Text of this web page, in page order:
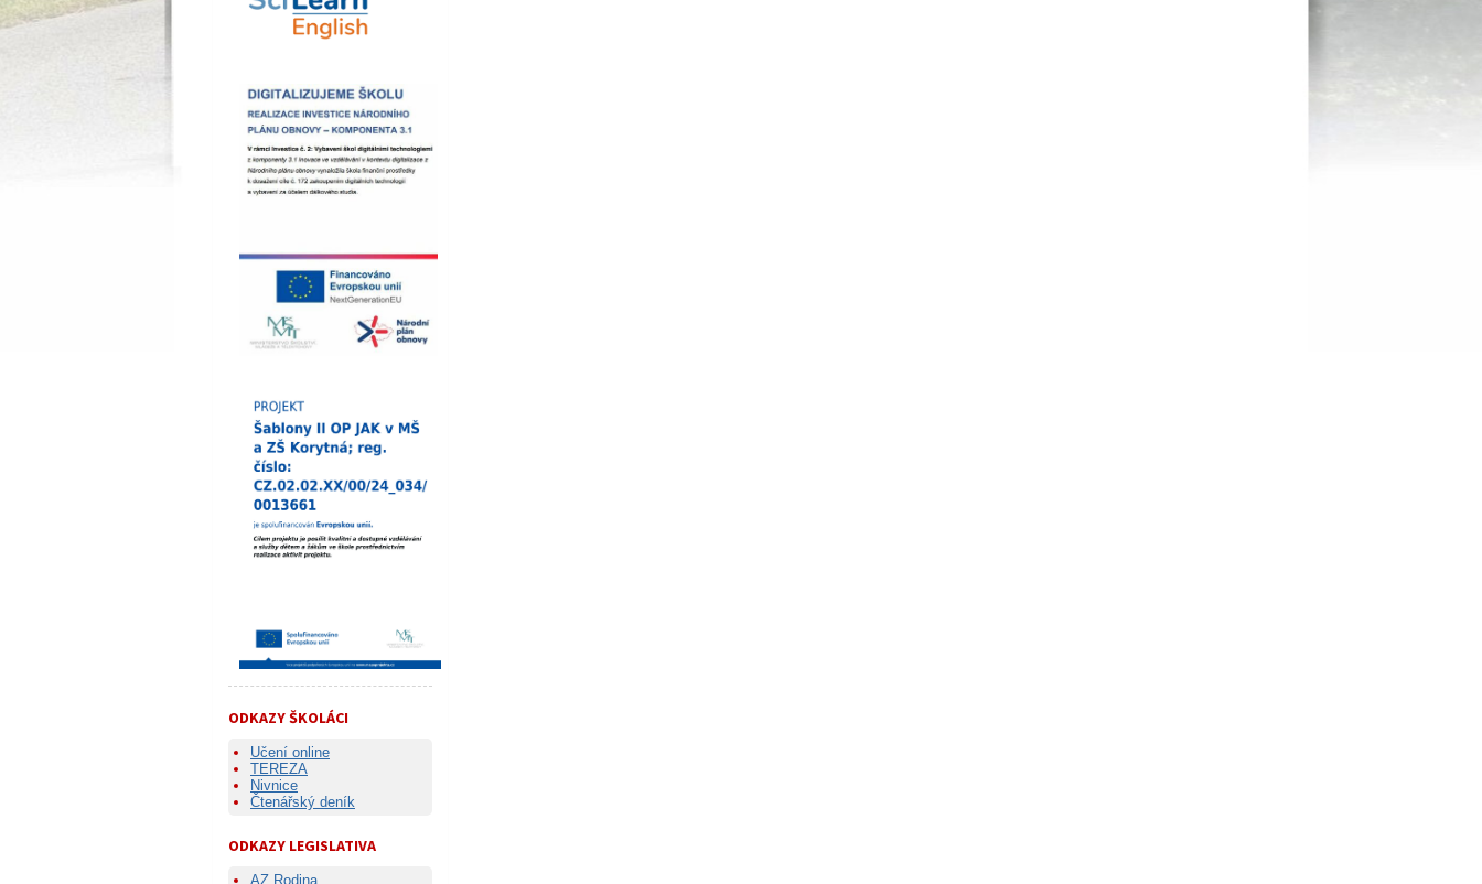
ODKAZY ŠKOLÁCI
Učení online
TEREZA
Nivnice
Čtenářský deník
ODKAZY LEGISLATIVA
AZ Rodina